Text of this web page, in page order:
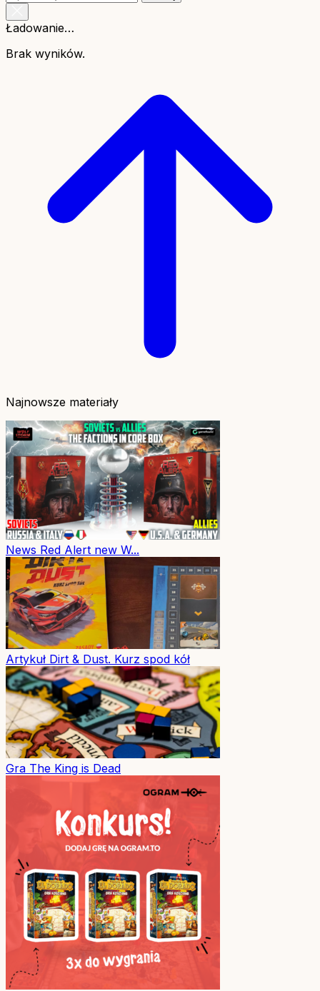
Ładowanie…
Brak wyników.
Najnowsze materiały
News Red Alert new W...
Artykuł Dirt & Dust. Kurz spod kół
Gra The King is Dead